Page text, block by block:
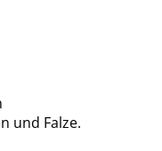
und Falze.